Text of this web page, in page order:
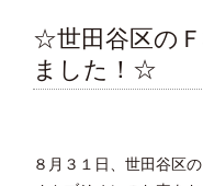
☆世田谷区の
ました！☆
８月３１日、世田谷区